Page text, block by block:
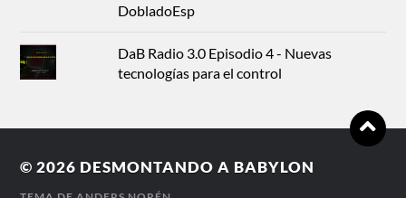
DobladoEsp
DaB Radio 3.0 Episodio 4 - Nuevas
tecnologías para el control
© 2026 DESMONTANDO A BABYLON